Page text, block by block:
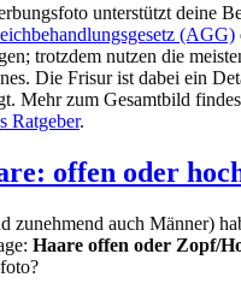
unterstützt deine
(AGG)
trotzdem nutzen die
Die Frisur ist dabei ein
Mehr zum Gesamtbild
Ratgeber.
offen oder
zunehmend auch Männer)
Haare offen oder Zopf/